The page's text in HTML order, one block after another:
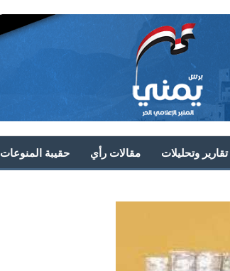
تقارير وتحليلات مقالات رأي حقيبة المنوعات